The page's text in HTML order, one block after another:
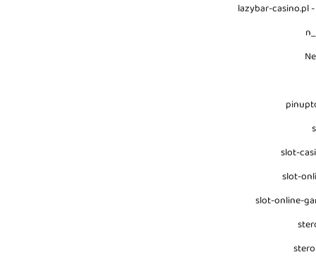
lazybar-casino.pl
slot-
slot-
slot-online-